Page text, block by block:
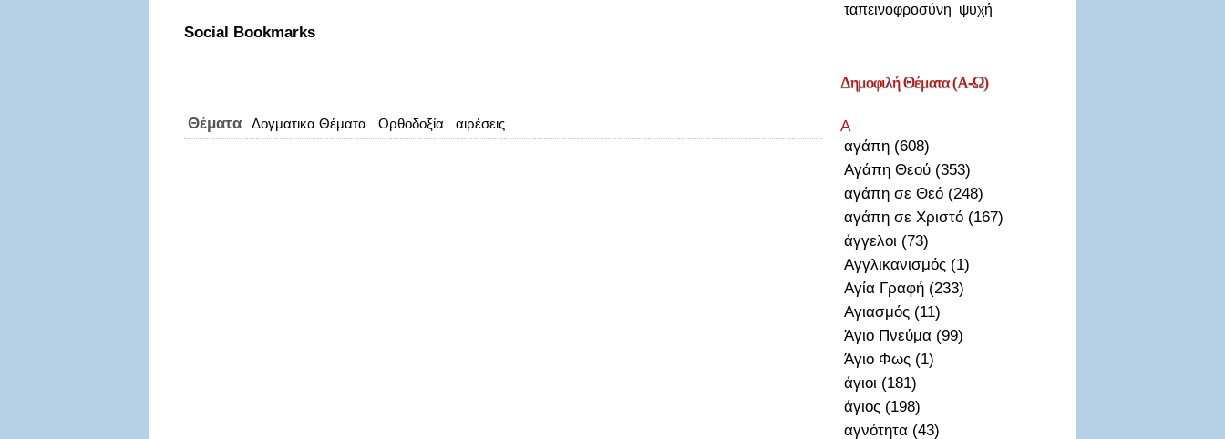
Social Bookmarks
Θέματα Δογματικα Θέματα Ορθοδοξία αιρέσεις
ταπεινοφροσύνη ψυχή
ΔημοφιλήΘέματα (Α-Ω)
Α
αγάπη (608)
Αγάπη Θεού (353)
αγάπη σε Θεό (248)
αγάπη σε Χριστό (167)
άγγελοι (73)
Αγγλικανισμός (1)
Αγία Γραφή (233)
Αγιασμός (11)
Άγιο Πνεύμα (99)
Άγιο Φως (1)
άγιοι (181)
άγιος (198)
αγνότητα (43)